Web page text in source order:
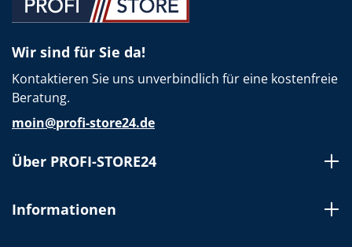
Wir sind für Sie da!
Kontaktieren Sie uns unverbindlich für eine kostenfreie
Beratung.
moin@profi-store24.de
Über PROFI-STORE24
Informationen